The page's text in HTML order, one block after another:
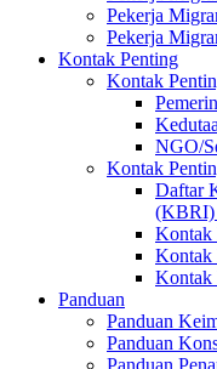
Pekerja
Pekerja
Kontak Penting
Kontak
NGO/
Kontak
Daftar
(KBRI)
Kontak
Kontak
Kontak
Panduan
Panduan
Panduan
Panduan